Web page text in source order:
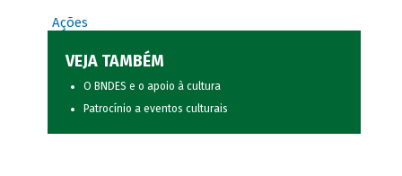
Ações
VEJA TAMBÉM
O BNDES e o apoio à cultura
Patrocínio a eventos culturais